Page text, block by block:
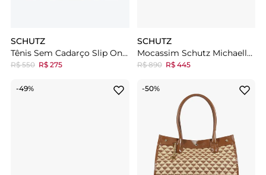
SCHUTZ
Tênis Sem Cadarço Slip On Preto
R$ 550 R$ 275
SCHUTZ
Mocassim Schutz Michaella Couro Animal Print
R$ 890 R$ 445
-49% -50%